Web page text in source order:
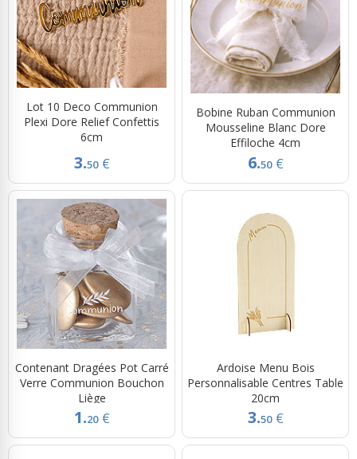
Lot 10 Deco Communion
Plexi Dore Relief Confettis
6cm
3.50 €
Bobine Ruban Communion
Mousseline Blanc Dore
Effiloche 4cm
6.50 €
Contenant Dragées Pot Carré
Verre Communion Bouchon
Liège
1.20 €
Ardoise Menu Bois
Personnalisable Centres Table
20cm
3.50 €